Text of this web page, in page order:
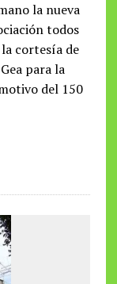
la nueva
todos
cortesía de
para la
del 150